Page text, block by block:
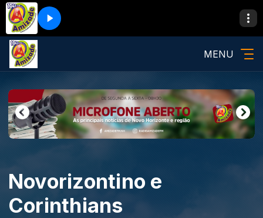
MENU
Novorizontino e
Corinthians